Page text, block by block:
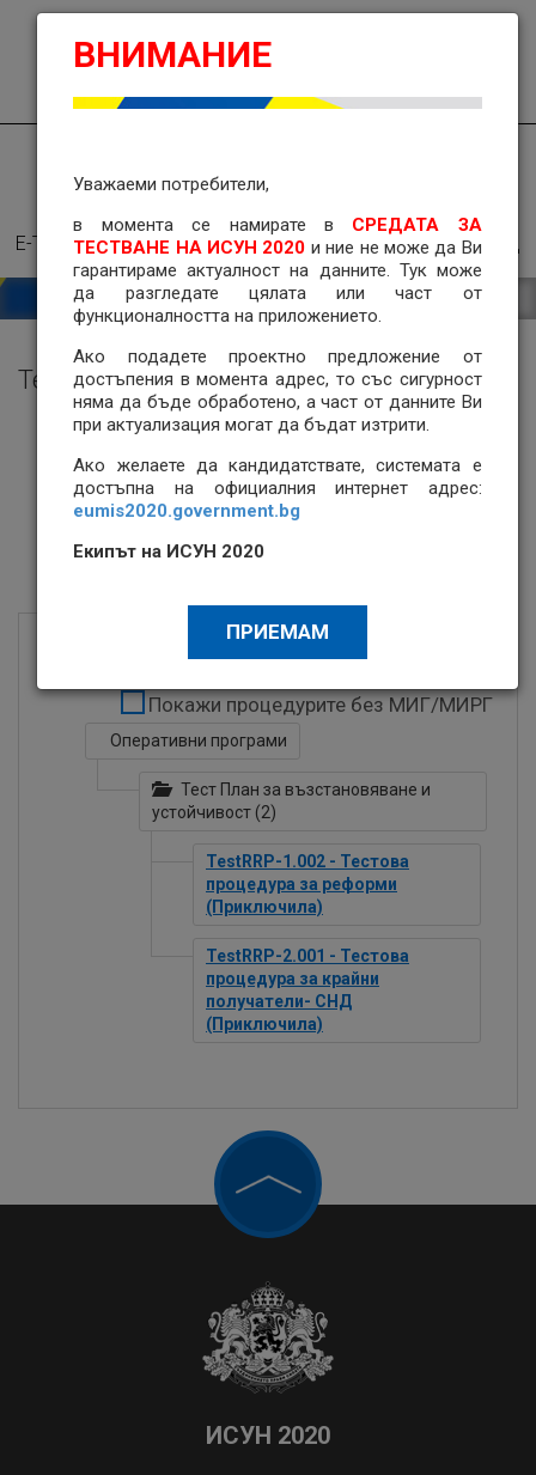
ВНИМАНИЕ
Уважаеми потребители,
в момента се намирате в
СРЕДАТА ЗА
ТЕСТВАНЕ НА ИСУН 2020 и ние не може да Ви
гарантираме актуалност на данните. Тук може
да разгледате цялата или част от
функционалността на приложението.
Ако подадете проектно предложение от
достъпения в момента адрес, то със сигурност
няма да бъде обработено, а част от данните Ви
при актуализация могат да бъдат изтрити.
Ако желаете да кандидатствате, системата е
достъпна на официалния интернет адрес:
eumis2020.government.bg
Екипът на ИСУН 2020
ПРИЕМАМ
ИСУН
2020
СХЕМИ ЗА КАНДИДАТСТВАНЕ
Е-ТРЪЖНИ ПРОЦЕДУРИ
ОБРАТНА ВРЪЗКА ПОМОЩ
Тестова програма - ПВУ
Отворени Приключили и прекратени
Покажи процедурите без МИГ/МИРГ
Оперативни програми
Тест План за възстановяване и
устойчивост (2)
TestRRP-1.002 - Тестова
процедура за реформи
(Приключила)
TestRRP-2.001 - Тестова
процедура за крайни
получатели- СНД
(Приключила)
ИСУН 2020